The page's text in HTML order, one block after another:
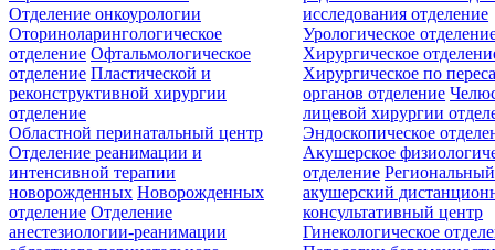
Отделение онкоурологии
Оториноларингологическое
отделение Офтальмологическое
отделение Пластической и
реконструктивной хирургии
отделение
исследования отделение
Урологическое
Хирургическое
Хирургическое по
органов отделение
лицевой хирургии
Эндоскопическое
Областной перинатальный центр
Отделение реанимации и
интенсивной терапии
новорожденных Новорожденных
отделение Отделение
анестезиологии-реанимации
Акушерское
отделение Региональный
акушерский
консультативный центр
Гинекологическое